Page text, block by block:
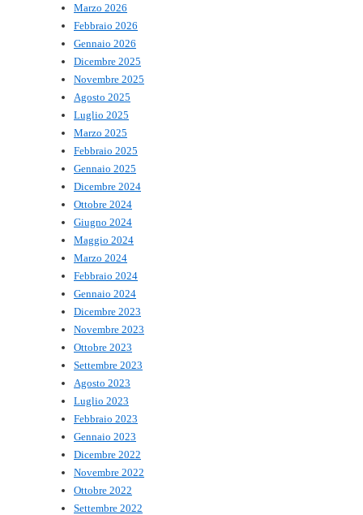
Marzo 2026
Febbraio 2026
Gennaio 2026
Dicembre 2025
Novembre 2025
Agosto 2025
Luglio 2025
Marzo 2025
Febbraio 2025
Gennaio 2025
Dicembre 2024
Ottobre 2024
Giugno 2024
Maggio 2024
Marzo 2024
Febbraio 2024
Gennaio 2024
Dicembre 2023
Novembre 2023
Ottobre 2023
Settembre 2023
Agosto 2023
Luglio 2023
Febbraio 2023
Gennaio 2023
Dicembre 2022
Novembre 2022
Ottobre 2022
Settembre 2022